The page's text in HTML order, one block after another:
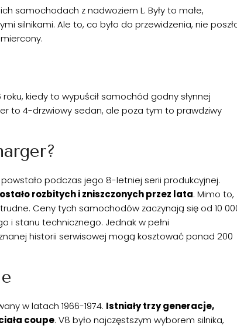
samochodach z nadwoziem L. Były to małe,
silnikami. Ale to, co było do przewidzenia, nie
kiedy to wypuścił samochód godny słynnej
to 4-drzwiowy sedan, ale poza tym to prawdziwy
podczas jego 8-letniej serii produkcyjnej.
rozbitych i zniszczonych przez lata. Mimo to,
Ceny tych samochodów zaczynają się od 10
i stanu technicznego. Jednak w pełni
historii serwisowej mogą kosztować ponad 200
w latach 1966-1974. Istniały trzy generacje,
coupe. V8 było najczęstszym wyborem silnika,